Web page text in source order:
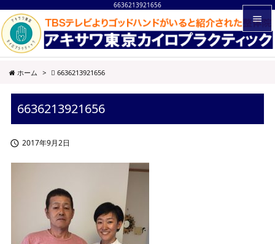
6636213921656


メニュ
ホーム > 6636213921656
6636213921656
 2017年9月2日